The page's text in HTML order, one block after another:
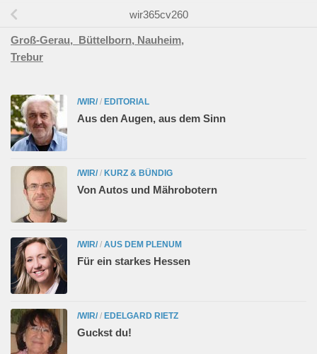
wir365cv260
Groß-Gerau, Büttelborn, Nauheim,
Trebur
/WIR/ / EDITORIAL
Aus den Augen, aus dem Sinn
/WIR/ / KURZ & BÜNDIG
Von Autos und Mährobotern
/WIR/ / AUS DEM PLENUM
Für ein starkes Hessen
/WIR/ / EDELGARD RIETZ
Guckst du!